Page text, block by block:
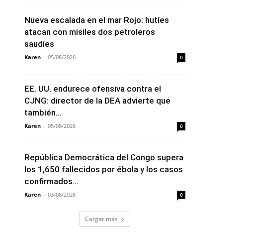
Nueva escalada en el mar Rojo: hutíes
atacan con misiles dos petroleros
saudíes
Karen - 05/08/2026 0
EE. UU. endurece ofensiva contra el
CJNG: director de la DEA advierte que
también...
Karen - 05/08/2026 0
República Democrática del Congo supera
los 1,650 fallecidos por ébola y los casos
confirmados...
Karen - 03/08/2026 0
Cargar más